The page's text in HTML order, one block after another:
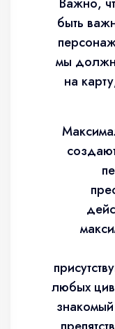
быть
мы
на
любых